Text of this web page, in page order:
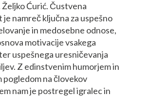
Ćurić. Čustvena
namreč ključna za uspešno
in medosebne odnose,
motivacije vsakega
uspešnega uresničevanja
Z edinstvenim humorjem in
pogledom na človekov
nam je postregel igralec in